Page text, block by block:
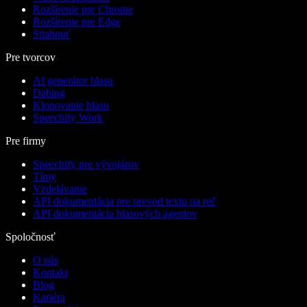
Rozšírenie pre Chrome
Rozšírenie pre Edge
Stiahnuť
Pre tvorcov
AI generátor hlasu
Dabing
Klonovanie hlasu
Speechify Work
Pre firmy
Speechify pre vývojárov
Tímy
Vzdelávanie
API dokumentácia pre prevod textu na reč
API dokumentácia hlasových agentov
Spoločnosť
O nás
Kontakt
Blog
Kariéra